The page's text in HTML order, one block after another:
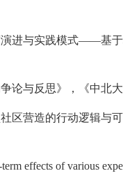
演进与实践模式——基
论与反思》，《中北
社区营造的行动逻辑
effects of various